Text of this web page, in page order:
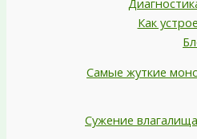
Как
Самые жуткие
Сужение